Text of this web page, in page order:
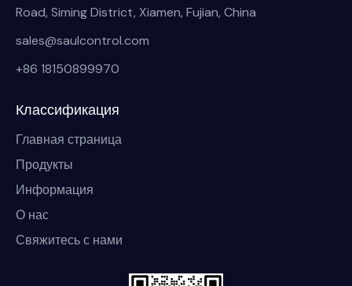
Road, Siming District, Xiamen, Fujian, China
sales@saulcontrol.com
+86 18150899970
Классификация
Главная страница
Продукты
Информация
О нас
Свяжитесь с нами